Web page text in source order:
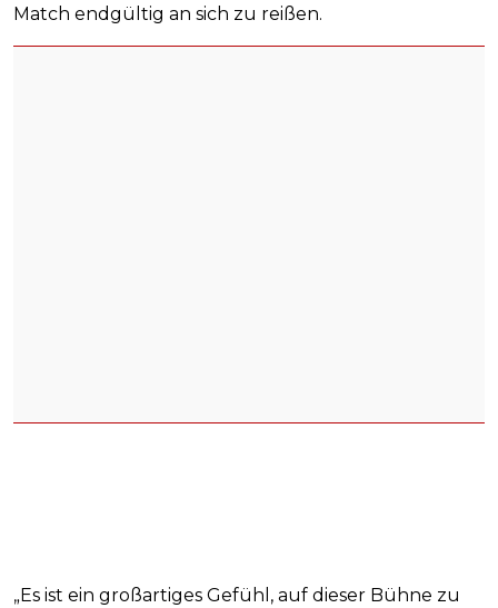
Match endgültig an sich zu reißen.
„Es ist ein großartiges Gefühl, auf dieser Bühne zu